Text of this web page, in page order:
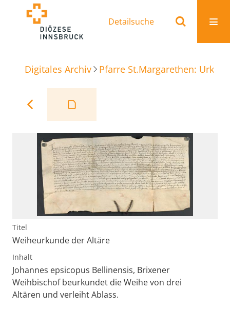
Detailsuche
Digitales Archiv Pfarre St.Margarethen:
Titel
Weiheurkunde der Altäre
Inhalt
Johannes epsicopus Bellinensis, Brixener
Weihbischof beurkundet die Weihe von drei
Altären und verleiht Ablass.